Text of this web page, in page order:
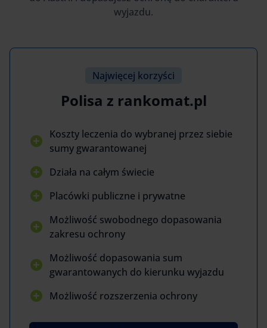
wyjazdu.
Najwięcej korzyści
Polisa z rankomat.pl
Koszty leczenia do wybranej przez siebie
sumy gwarantowanej
Działa na całym świecie
Placówki publiczne i prywatne
Możliwość swobodnego dopasowania
zakresu ochrony
Możliwość dopasowania sum
gwarantowanych do kierunku wyjazdu
Możliwość rozszerzenia ochrony